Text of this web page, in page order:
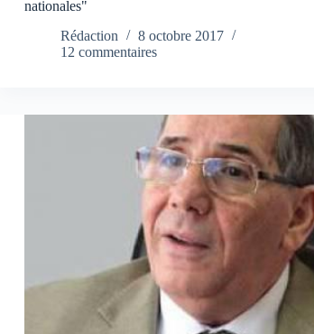
nationales"
Rédaction
8 octobre 2017
12 commentaires